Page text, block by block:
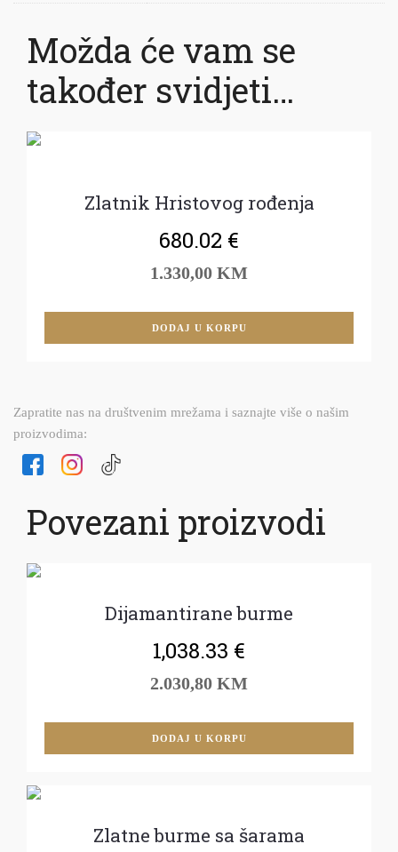
Možda će vam se
također svidjeti…
Zlatnik Hristovog rođenja
680.02 €
1.330,00 KM
DODAJ U KORPU
Zapratite nas na društvenim mrežama i saznajte više o našim
proizvodima:
Povezani proizvodi
Dijamantirane burme
1,038.33 €
2.030,80 KM
DODAJ U KORPU
Zlatne burme sa šarama